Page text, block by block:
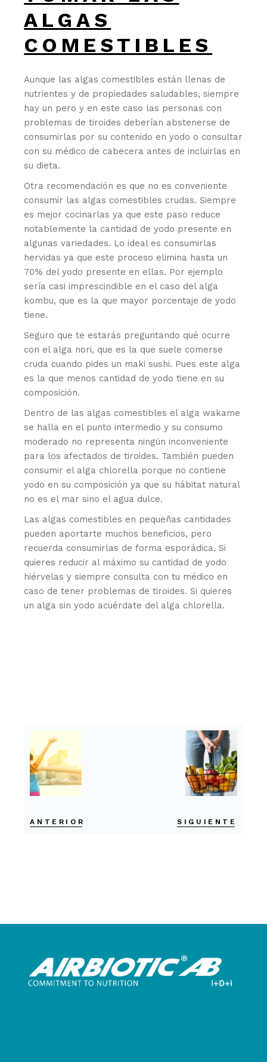
ALGAS
COMESTIBLES
Aunque las algas comestibles están llenas de
nutrientes y de propiedades saludables, siempre
hay un pero y en este caso las personas con
problemas de tiroides deberían abstenerse de
consumirlas por su contenido en yodo o consultar
con su médico de cabecera antes de incluirlas en
su dieta.
Otra recomendación es que no es conveniente
consumir las algas comestibles crudas. Siempre
es mejor cocinarlas ya que este paso reduce
notablemente la cantidad de yodo presente en
algunas variedades. Lo ideal es consumirlas
hervidas ya que este proceso elimina hasta un
70% del yodo presente en ellas. Por ejemplo
sería casi imprescindible en el caso del alga
kombu, que es la que mayor porcentaje de yodo
tiene.
Seguro que te estarás preguntando qué ocurre
con el alga nori, que es la que suele comerse
cruda cuando pides un maki sushi. Pues este alga
es la que menos cantidad de yodo tiene en su
composición.
Dentro de las algas comestibles el alga wakame
se halla en el punto intermedio y su consumo
moderado no representa ningún inconveniente
para los afectados de tiroides. También pueden
consumir el alga chlorella porque no contiene
yodo en su composición ya que su hábitat natural
no es el mar sino el agua dulce.
Las algas comestibles en pequeñas cantidades
pueden aportarte muchos beneficios, pero
recuerda consumirlas de forma esporádica. Si
quieres reducir al máximo su cantidad de yodo
hiérvelas y siempre consulta con tu médico en
caso de tener problemas de tiroides. Si quieres
un alga sin yodo acuérdate del alga chlorella.
ANTERIOR SIGUIENTE